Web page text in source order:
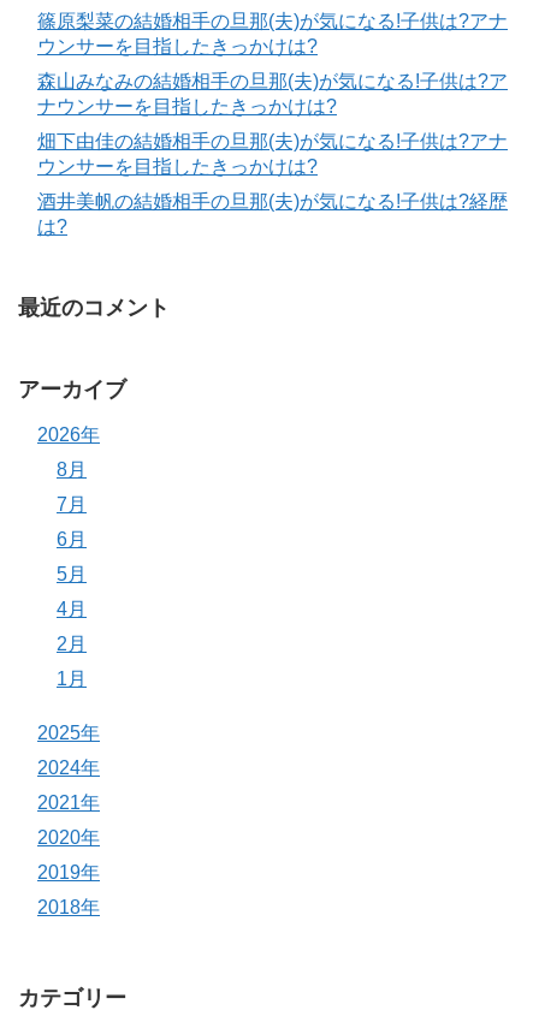
篠原梨菜の結婚相手の旦那(夫)が気になる!子供は?アナ
ウンサーを目指したきっかけは?
森山みなみの結婚相手の旦那(夫)が気になる!子供は?ア
ナウンサーを目指したきっかけは?
畑下由佳の結婚相手の旦那(夫)が気になる!子供は?アナ
ウンサーを目指したきっかけは?
酒井美帆の結婚相手の旦那(夫)が気になる!子供は?経歴
は?
最近のコメント
アーカイブ
2026年
8月
7月
6月
5月
4月
2月
1月
2025年
2024年
2021年
2020年
2019年
2018年
カテゴリー